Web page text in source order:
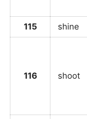
115 shine
116 shoot